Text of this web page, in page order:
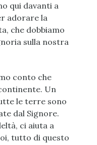
qui davanti a
adorare la
che dobbiamo
sulla nostra
conto che
Un
le terre sono
dal Signore.
ci aiuta a
tutto di questo